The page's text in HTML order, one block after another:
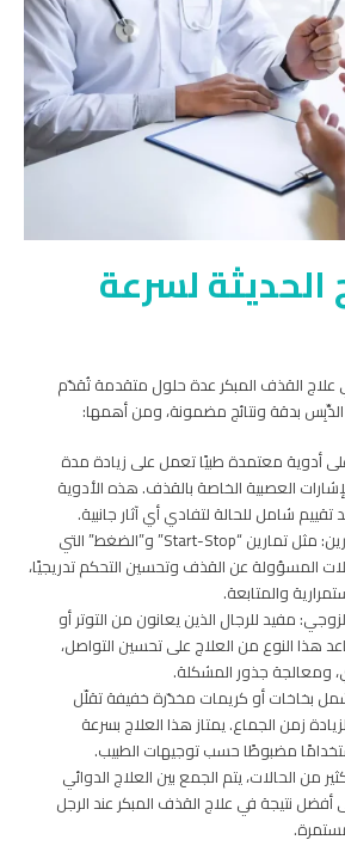
الحديثة لسرعة
علاج القذف المبكر عدة حلول متقدمة تُقدّم
بدقة ونتائج مضمونة، ومن أهمها:
أدوية معتمدة طبيًا تعمل على زيادة مدة
العصبية الخاصة بالقذف. هذه الأدوية
شامل للحالة لتفادي أي آثار جانبية.
العلاج السلوكي والتمارين: مثل تمارين “Start-Stop” و”الضغط” التي
المسؤولة عن القذف وتحسين التحكم تدريجيًا،
والمتابعة.
مفيد للرجال الذين يعانون من التوتر أو
هذا النوع من العلاج على تحسين التواصل،
ومعالجة جذور المشكلة.
بخاخات أو كريمات مخدّرة خفيفة تقلّل
زمن الجماع. يمتاز هذا العلاج بسرعة
مضبوطًا حسب توجيهات الطبيب.
من الحالات، يتم الجمع بين العلاج الدوائي
نتيجة في علاج القذف المبكر عند الرجل